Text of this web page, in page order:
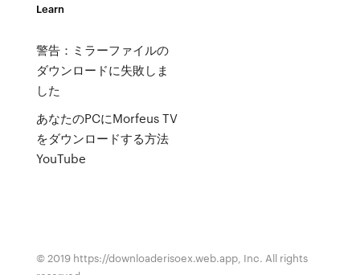
Learn
警告：ミラーファイルの
ダウンロードに失敗しま
した
あなたのPCにMorfeus TV
をダウンロードする方法
YouTube
© 2019 https://downloaderisoex.web.app, Inc. All rights